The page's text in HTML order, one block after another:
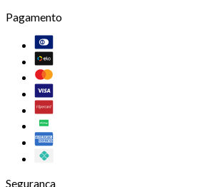
Pagamento
Segurança